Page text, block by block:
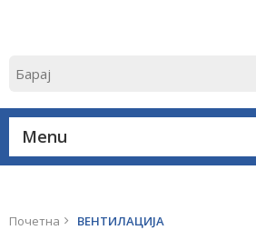
Menu
Почетна ВЕНТИЛАЦИЈА